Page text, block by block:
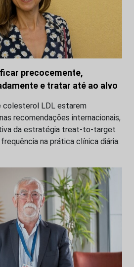
precocemente,
e tratar até ao alvo
colesterol LDL estarem
recomendações internacionais,
da estratégia treat-to-target
na prática clínica diária.